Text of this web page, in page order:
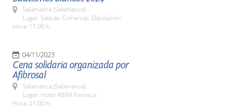
Salamanca (Salamanca)
Lugar: Sala de Comarcas. Diputación
Hora: 11:00 h.
04/11/2023
Cena solidaria organizada por
Afibrosal
Salamanca (Salamanca)
Lugar: Hotel ABBA Fonseca
Hora: 21:00 h.